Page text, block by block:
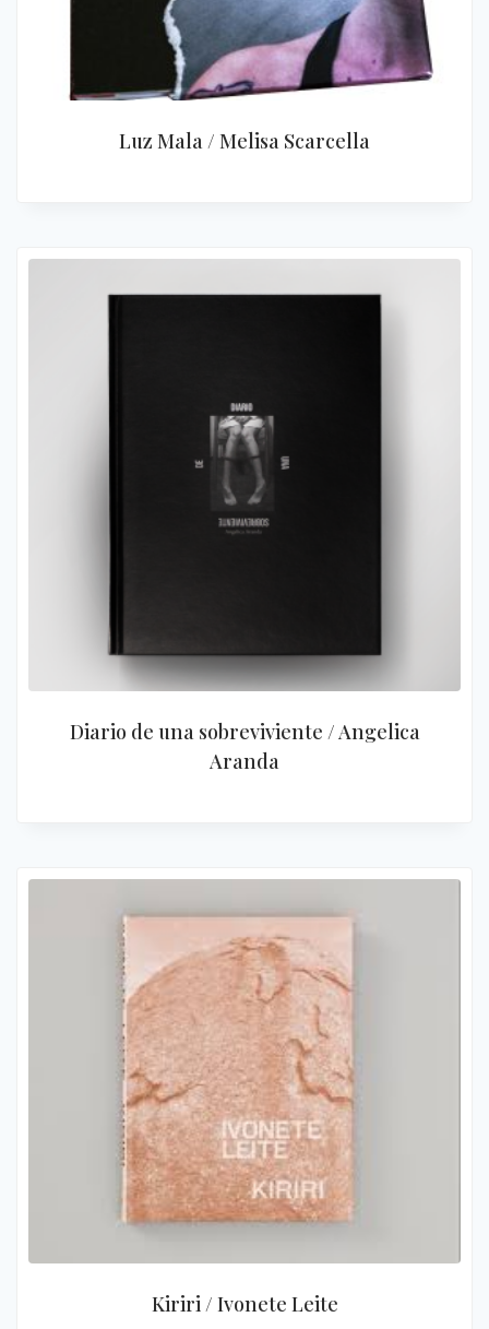
Luz Mala / Melisa Scarcella
Diario de una sobreviviente / Angelica
Aranda
Kiriri / Ivonete Leite